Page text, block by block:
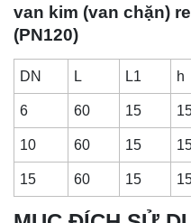
van kim (van chặn)
(PN120)
DN L L1 h
6 60 15
10 60 15
15 60 15